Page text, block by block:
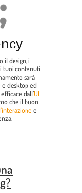
il design, i
tuoi contenuti
sarà
desktop ed
dall’UI
che il buon
e